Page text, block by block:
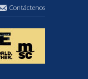
Contáctenos